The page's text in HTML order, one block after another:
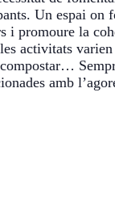
Un espai on
i promoure la
activitats
amb